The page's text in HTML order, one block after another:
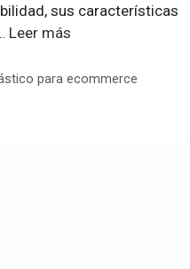
sus características
Leer más
para ecommerce